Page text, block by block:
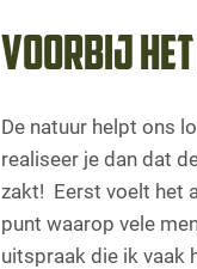
Voorbij
De natuur helpt ons
realiseer je dan dat
zakt! Eerst voelt het
punt waarop vele
uitspraak die ik vaak